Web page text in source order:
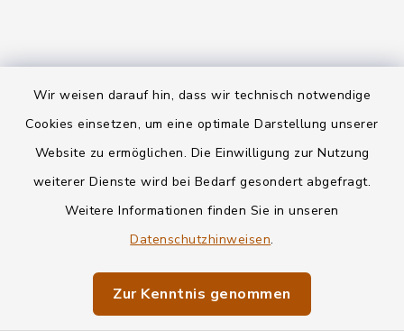
Wir weisen darauf hin, dass wir technisch notwendige
Cookies einsetzen, um eine optimale Darstellung unserer
Website zu ermöglichen. Die Einwilligung zur Nutzung
weiterer Dienste wird bei Bedarf gesondert abgefragt.
Weitere Informationen finden Sie in unseren
Datenschutzhinweisen.
Zur Kenntnis genommen
Kontakt
Informationspflichten
Impressum